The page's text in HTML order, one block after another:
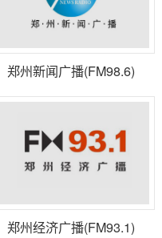
郑州新闻广播(FM98.6)
郑州经济广播(FM93.1)